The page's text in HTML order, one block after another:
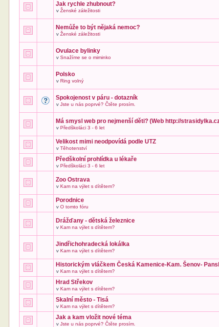
Jak rychle zhubnout?
vŽenské záležitosti
Nemůže to být nějaká nemoc?
vŽenské záležitosti
Ovulace bylinky
vSnažíme se o miminko
Polsko
vRing volný
Spokojenost v páru - dotazník
vJste u nás poprvé? Čtěte prosím.
Má smysl web pro nejmenší děti? (Web http://
vPředškoláci 3 - 6 let
Velikost mimi neodpovídá podle UTZ
vTěhotenství
Předškolní prohlídka u lékaře
vPředškoláci 3 - 6 let
Zoo Ostrava
vKam na výlet s dítětem?
Porodnice
vO tomto fóru
Drážďany - dětská železnice
vKam na výlet s dítětem?
Jindřichohradecká lokálka
vKam na výlet s dítětem?
Historickým vláčkem Česká Kamenice-Kam. Šenov-
vKam na výlet s dítětem?
Hrad Střekov
vKam na výlet s dítětem?
Skalní město - Tisá
vKam na výlet s dítětem?
Jak a kam vložit nové téma
vJste u nás poprvé? Čtěte prosím.